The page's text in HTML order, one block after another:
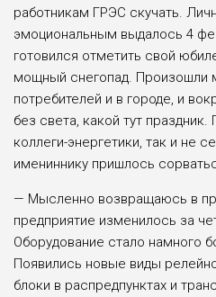
работникам ГРЭС скучать.
эмоциональным выдалось 4
готовился отме­тить свой
мощ­ный снегопад. Произошли
потребителей и в городе, и
без света, какой тут
коллеги-энергетики, так и не
имениннику пришлось
— Мысленно возвращаюсь в
предприятие изменилось за
Оборудование стало намного
Появились новые виды
блоки в распред­пунктах и